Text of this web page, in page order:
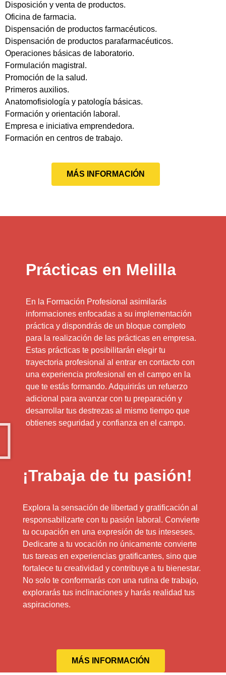
Disposición y venta de productos.
Oficina de farmacia.
Dispensación de productos farmacéuticos.
Dispensación de productos parafarmacéuticos.
Operaciones básicas de laboratorio.
Formulación magistral.
Promoción de la salud.
Primeros auxilios.
Anatomofisiología y patología básicas.
Formación y orientación laboral.
Empresa e iniciativa emprendedora.
Formación en centros de trabajo.
MÁS INFORMACIÓN
Prácticas en Melilla
En la Formación Profesional asimilarás
informaciones enfocadas a su implementación
práctica y dispondrás de un bloque completo
para la realización de las prácticas en empresa.
Estas prácticas te posibilitarán elegir tu
trayectoria profesional al entrar en contacto con
una experiencia profesional en el campo en la
que te estás formando. Adquirirás un refuerzo
adicional para avanzar con tu preparación y
desarrollar tus destrezas al mismo tiempo que
obtienes seguridad y confianza en el campo.
¡Trabaja de tu pasión!
Explora la sensación de libertad y gratificación al
responsabilizarte con tu pasión laboral. Convierte
tu ocupación en una expresión de tus inteseses.
Dedicarte a tu vocación no únicamente convierte
tus tareas en experiencias gratificantes, sino que
fortalece tu creatividad y contribuye a tu bienestar.
No solo te conformarás con una rutina de trabajo,
explorarás tus inclinaciones y harás realidad tus
aspiraciones.
MÁS INFORMACIÓN